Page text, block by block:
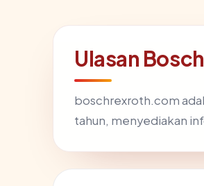
Ulasan
boschrexroth.com
tahun, menyediakan